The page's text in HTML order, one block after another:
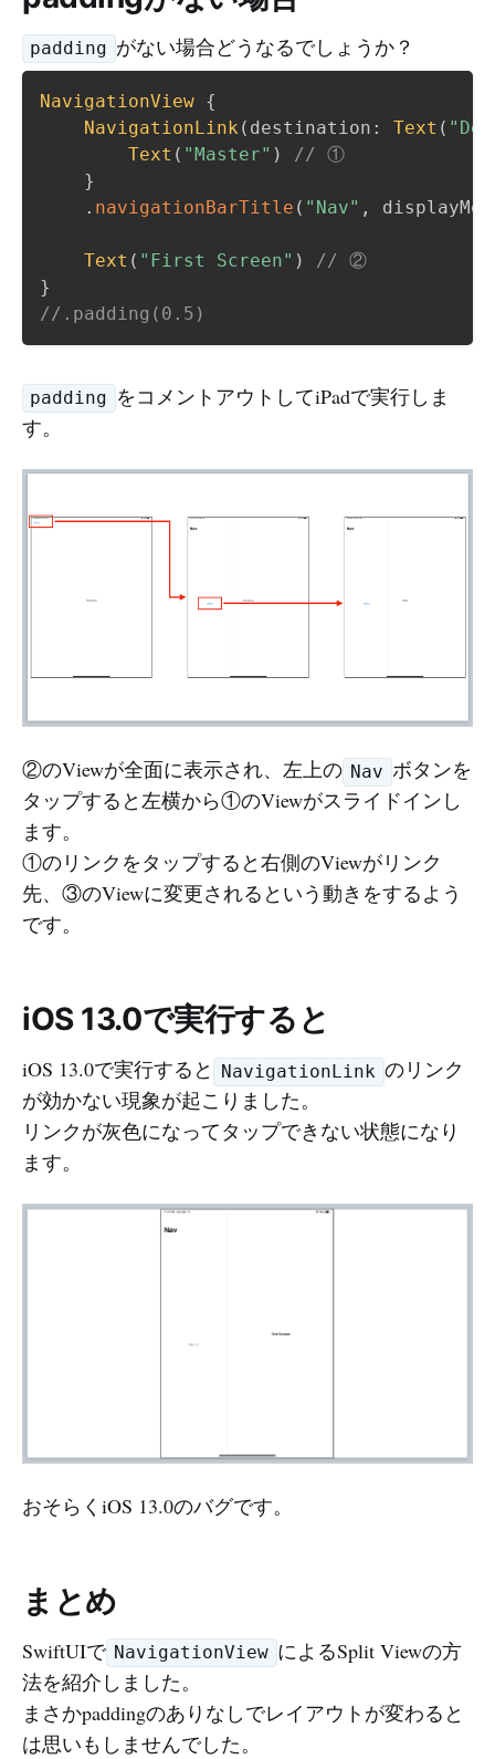
padding がない場合どうなるでしょうか？
NavigationView {
NavigationLink ( destination : Text (
Text ( "Master" )
// ①
}
. navigationBarTitle ( "Nav" ,
Text ( "First Screen" )
// ②
}
//.padding(0.5)
padding をコメントアウトしてiPadで実行しま
す。
②のViewが全面に表示され、左上の Nav ボタンを
タップすると左横から①のViewがスライドインし
ます。
①のリンクをタップすると右側のViewがリンク
先、③のViewに変更されるという動きをするよう
です。
iOS 13.0で実行すると
iOS 13.0で実行すると NavigationLink のリンク
が効かない現象が起こりました。
リンクが灰色になってタップできない状態になり
ます。
おそらくiOS 13.0のバグです。
まとめ
SwiftUIで NavigationView によるSplit Viewの方
法を紹介しました。
まさかpaddingのありなしでレイアウトが変わると
は思いもしませんでした。